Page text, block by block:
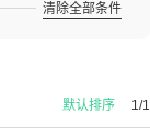
清除全部条件
1/1
默认排序